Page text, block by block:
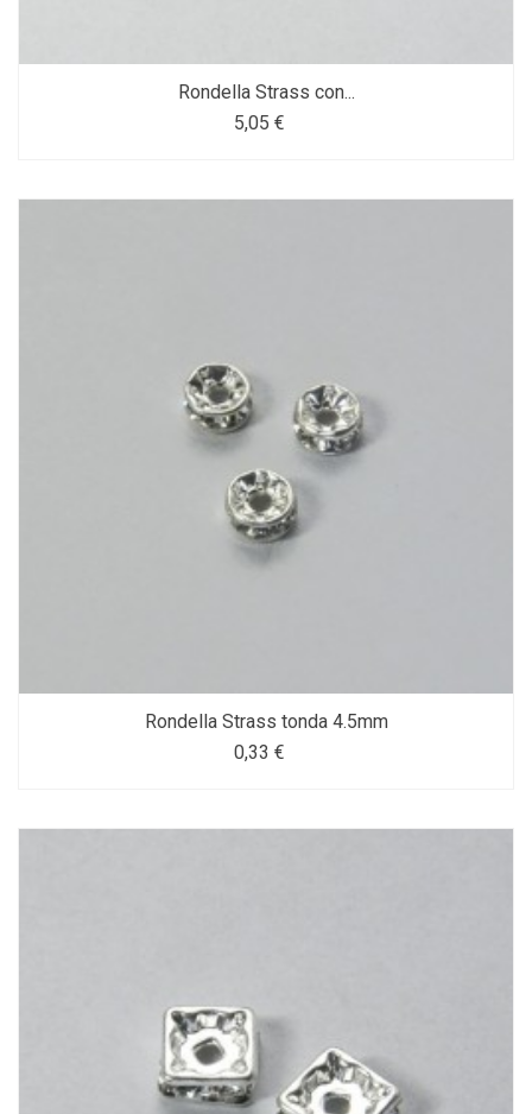
Rondella Strass con...
5,05 €
Rondella Strass tonda 4.5mm
0,33 €